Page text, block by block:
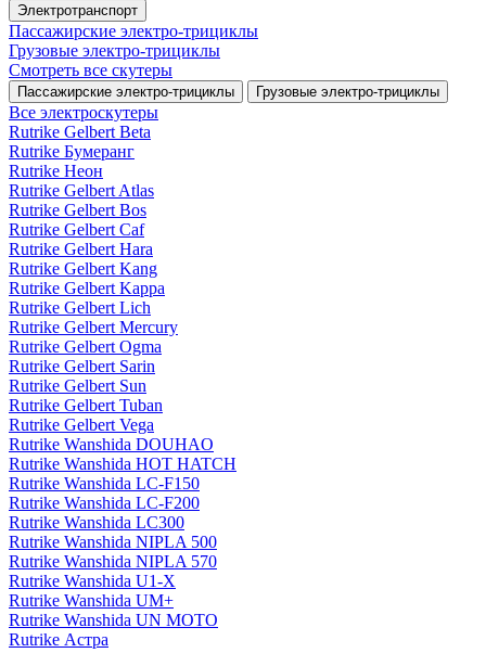
Электротранспорт
Пассажирские электро‑трициклы
Грузовые электро‑трициклы
Смотреть все скутеры
Пассажирские электро‑трициклы Грузовые электро‑трициклы
Все электро­скутеры
Rutrike Gelbert Beta
Rutrike Бумеранг
Rutrike Неон
Rutrike Gelbert Atlas
Rutrike Gelbert Bos
Rutrike Gelbert Caf
Rutrike Gelbert Hara
Rutrike Gelbert Kang
Rutrike Gelbert Kappa
Rutrike Gelbert Lich
Rutrike Gelbert Mercury
Rutrike Gelbert Ogma
Rutrike Gelbert Sarin
Rutrike Gelbert Sun
Rutrike Gelbert Tuban
Rutrike Gelbert Vega
Rutrike Wanshida DOUHAO
Rutrike Wanshida HOT HATCH
Rutrike Wanshida LC-F150
Rutrike Wanshida LC-F200
Rutrike Wanshida LC300
Rutrike Wanshida NIPLA 500
Rutrike Wanshida NIPLA 570
Rutrike Wanshida U1-X
Rutrike Wanshida UM+
Rutrike Wanshida UN MOTO
Rutrike Астра